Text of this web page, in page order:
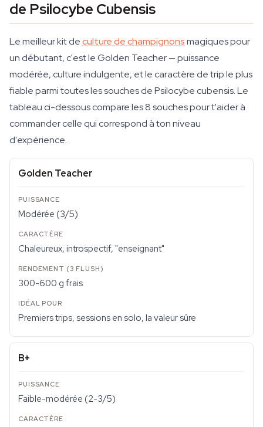
de Psilocybe Cubensis
Le meilleur kit deculture de champignonsmagiques pour
un débutant, c'est le Golden Teacher — puissance
modérée, culture indulgente, et le caractère de trip le plus
fiable parmi toutes les souches de Psilocybe cubensis. Le
tableau ci-dessous compare les 8 souches pour t'aider à
commander celle qui correspond à ton niveau
d'expérience.
Golden Teacher
Modérée (3/5)
Chaleureux, introspectif, "enseignant"
300-600 g frais
Premiers trips, sessions en solo, la valeur sûre
B+
Faible-modérée (2-3/5)